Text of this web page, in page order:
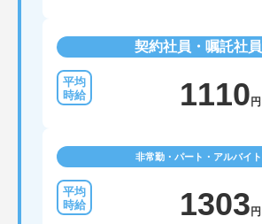
契約社員・嘱託社員
1110 円
非常勤・パート・アルバイト
1303 円